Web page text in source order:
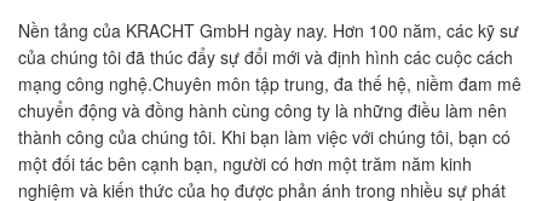
Nền tảng của KRACHT GmbH ngày nay. Hơn 100 năm, các kỹ sư
của chúng tôi đã thúc đẩy sự đổi mới và định hình các cuộc cách
mạng công nghệ.Chuyên môn tập trung, đa thế hệ, niềm đam mê
chuyển động và đồng hành cùng công ty là những điều làm nên
thành công của chúng tôi. Khi bạn làm việc với chúng tôi, bạn có
một đối tác bên cạnh bạn, người có hơn một trăm năm kinh
nghiệm và kiến thức của họ được phản ánh trong nhiều sự phát